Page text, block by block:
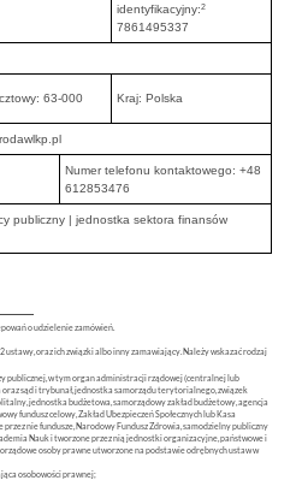
identyfikacyjny:2
7861495337
63-000 Kraj: Polska
Numer telefonu kontaktowego: +48
612853476
publiczny | jednostka sektora finansów
o udzielenie zamówień.
ustawy, oraz ich związki albo inny zamawiający. Należy wskazać rodzaj
publicznej, w tym organ administracji rządowej (centralnej lub
sąd i trybunał, jednostka samorządu terytorialnego, związek
jednostka budżetowa, samorządowy zakład budżetowy, agencja
fundusz celowy, Zakład Ubezpieczeń Społecznych lub Kasa
przez nie fundusze, Narodowy Fundusz Zdrowia, samodzielny publiczny
Nauk i tworzone przez nią jednostki organizacyjne, państwowe i
osoby prawne utworzone na podstawie odrębnych ustaw w
osobowości prawnej;